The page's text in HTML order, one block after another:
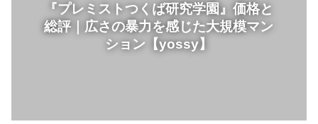
『プレミストつくば研究学園』価格と
総評｜広さの暴力を感じた大規模マン
ション【yossy】